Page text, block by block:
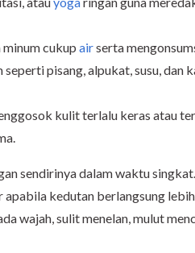
cukup airserta
pisang, alpukat, susu, dan
kulit terlalu keras atau
sendirinya dalam waktu
kedutan berlangsung
wajah, sulit menelan, mulut